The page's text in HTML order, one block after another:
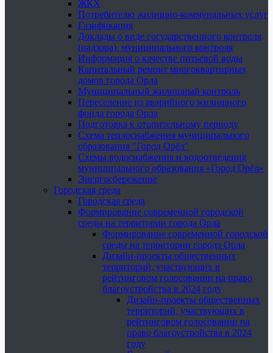
ЖКХ
Потребителю жилищно-коммунальных услуг
Газификация
Доклады о виде государственного контроля
(надзора), муниципального контроля
Информация о качестве питьевой воды
Капитальный ремонт многоквартирных
домов города Орла
Муниципальный жилищный контроль
Переселение из аварийного жилищного
фонда города Орла
Подготовка к отопительному периоду
Схема теплоснабжения муниципального
образования "Город Орёл"
Схемы водоснабжения и водоотведения
муниципального образования «Город Орёл»
Энергосбережение
Городская среда
Городская среда
Формирование современной городской
среды на территории города Орла
Формирование современной городской
среды на территории города Орла
Дизайн-проекты общественных
территорий, участвующих в
рейтинговом голосовании на право
благоустройства в 2024 году
Дизайн-проекты общественных
территорий, участвующих в
рейтинговом голосовании на
право благоустройства в 2024
году